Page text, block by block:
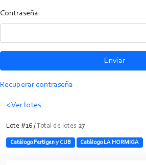
Contraseña
Enviar
Recuperar contraseña
< Ver lotes
Lote #16 /Total de lotes 27
Catálogo Fertigen y CUB Catálogo LA HORMIGA